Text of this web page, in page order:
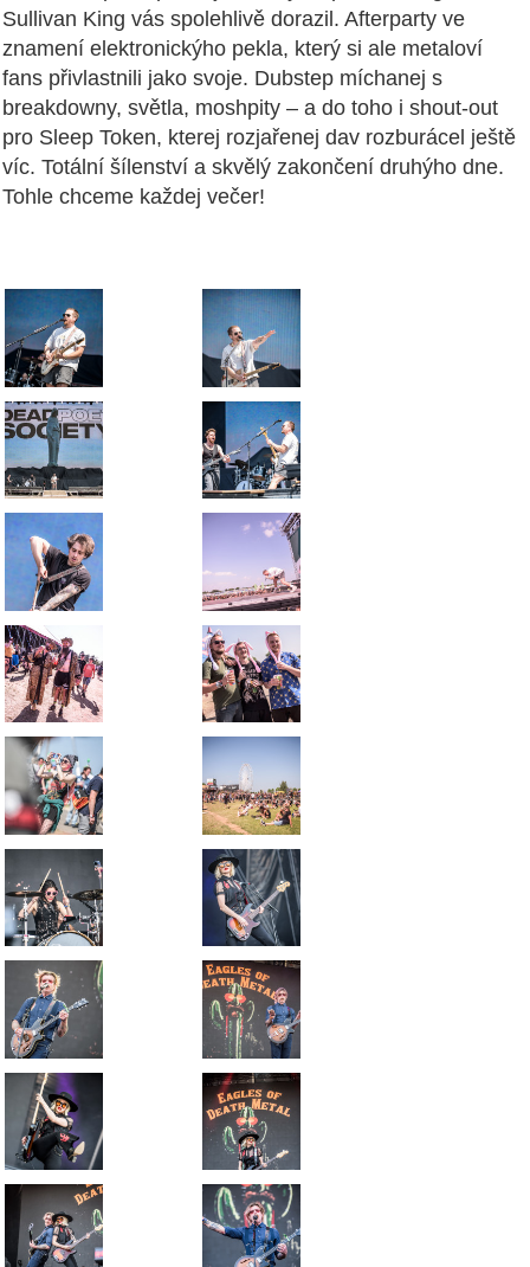
Sullivan King vás spolehlivě dorazil. Afterparty ve
znamení elektronickýho pekla, který si ale metaloví
fans přivlastnili jako svoje. Dubstep míchanej s
breakdowny, světla, moshpity – a do toho i shout-out
pro Sleep Token, kterej rozjařenej dav rozburácel ještě
víc. Totální šílenství a skvělý zakončení druhýho dne.
Tohle chceme každej večer!